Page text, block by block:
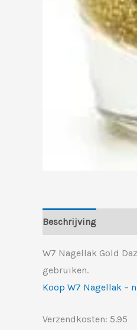
Beschrijving
W7 Nagellak Gold
gebruiken.
Koop W7 Nagellak –
Verzendkosten: 5.95